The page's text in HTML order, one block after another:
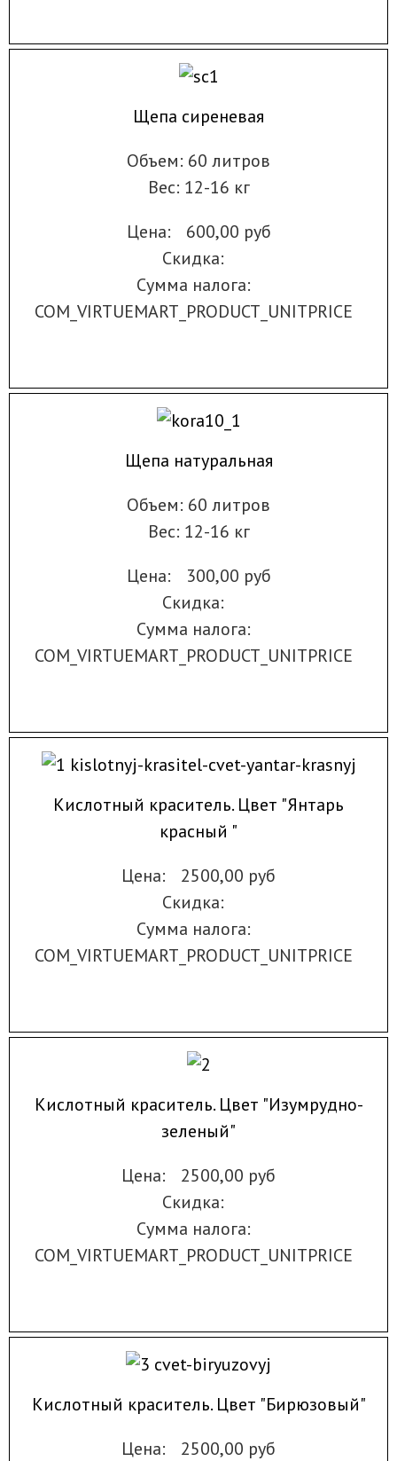
Щепа сиреневая
Объем: 60 литров
Вес: 12-16 кг
Цена:
600,00 руб
Скидка:
Сумма налога:
COM_VIRTUEMART_PRODUCT_UNITPRICE
Щепа натуральная
Объем: 60 литров
Вес: 12-16 кг
Цена:
300,00 руб
Скидка:
Сумма налога:
COM_VIRTUEMART_PRODUCT_UNITPRICE
Кислотный краситель. Цвет "Янтарь
красный "
Цена:
2500,00 руб
Скидка:
Сумма налога:
COM_VIRTUEMART_PRODUCT_UNITPRICE
Кислотный краситель. Цвет "Изумрудно-
зеленый"
Цена:
2500,00 руб
Скидка:
Сумма налога:
COM_VIRTUEMART_PRODUCT_UNITPRICE
Кислотный краситель. Цвет "Бирюзовый"
Цена:
2500,00 руб